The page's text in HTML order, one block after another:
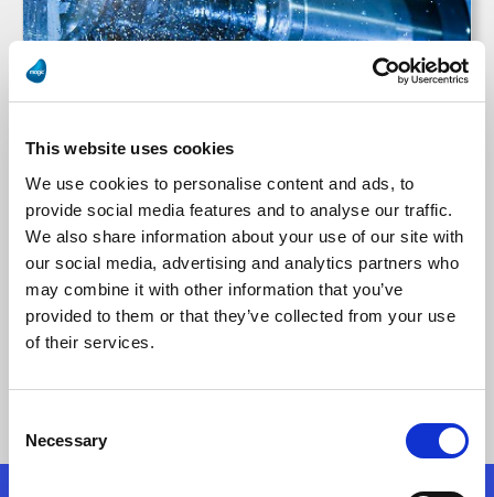
This website uses cookies
We use cookies to personalise content and ads, to
provide social media features and to analyse our traffic.
We also share information about your use of our site with
our social media, advertising and analytics partners who
may combine it with other information that you’ve
provided to them or that they’ve collected from your use
of their services.
Selection
Necessary
アッサアブロイ ,スイス
Magic xpi連携プラットフォーム搭載
Industry 4.0ソリューションを導入
事例の詳細